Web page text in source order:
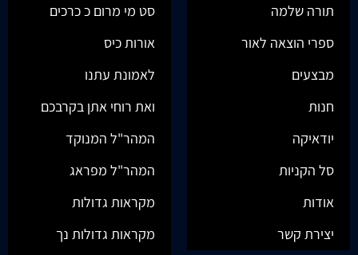
תורה שלמה
ספרי הוצאה לאור
מבצעים
חנות
יודאיקה
סל הקניות
אודות
יצירת קשר
סט מי מרום כ כרכים
אורות כיס
לאמונת עתנו
ואת רוחי אתן בקרבכם
המהר"ל המנוקד
המהר"ל מפראג
מקראות גדולות
מקראות גדולות נך